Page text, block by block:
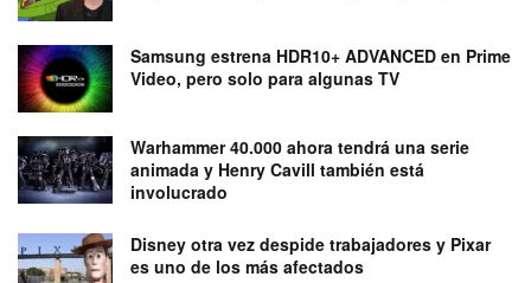
Samsung estrena HDR10+ ADVANCED en Prime
Video, pero solo para algunas TV
Warhammer 40.000 ahora tendrá una serie
animada y Henry Cavill también está
involucrado
Disney otra vez despide trabajadores y Pixar
es uno de los más afectados